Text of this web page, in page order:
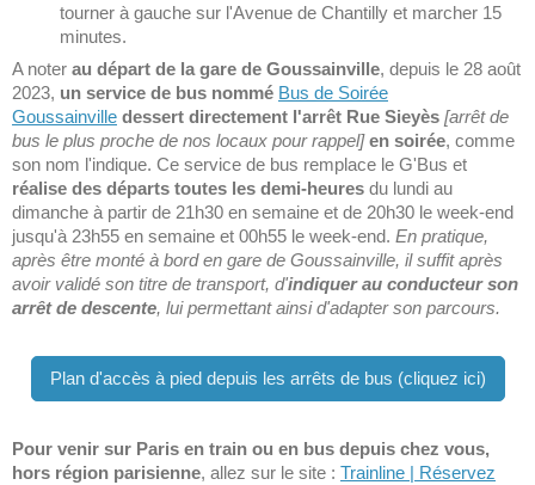
tourner à gauche sur l'Avenue de Chantilly et marcher 15
minutes.
A noter au départ de la gare de Goussainville, depuis le 28 août
2023, un service de bus nommé Bus de Soirée
Goussainville dessert directement l'arrêt Rue Sieyès [arrêt de
bus le plus proche de nos locaux pour rappel] en soirée, comme
son nom l'indique. Ce service de bus remplace le G'Bus et
réalise des départs toutes les demi-heures du lundi au
dimanche à partir de 21h30 en semaine et de 20h30 le week-end
jusqu'à 23h55 en semaine et 00h55 le week-end. En pratique,
après être monté à bord en gare de Goussainville, il suffit après
avoir validé son titre de transport, d'indiquer au conducteur son
arrêt de descente, lui permettant ainsi d'adapter son parcours.
Plan d'accès à pied depuis les arrêts de bus (cliquez ici)
Pour venir sur Paris en train ou en bus depuis chez vous,
hors région parisienne, allez sur le site : Trainline | Réservez